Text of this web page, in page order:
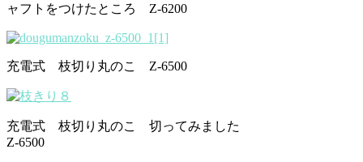
ャフトをつけたところ Z-6200
充電式 枝切り丸のこ Z-6500
充電式 枝切り丸のこ 切ってみました
Z-6500